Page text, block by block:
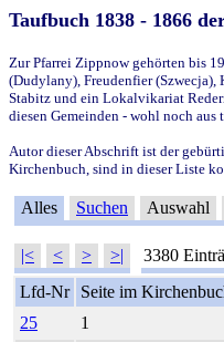
Taufbuch 1838 - 1866
Zur Pfarrei Zippnow gehörten bis
(Dudylany), Freudenfier
Stabitz und ein Lokalvikariat
diesen Gemeinden - wohl noch
Autor dieser Abschrift ist der
Kirchenbuch, sind in dieser Liste
Alles Suchen Auswahl
|< < > >| 3380
Lfd-Nr
Seite im
25
1